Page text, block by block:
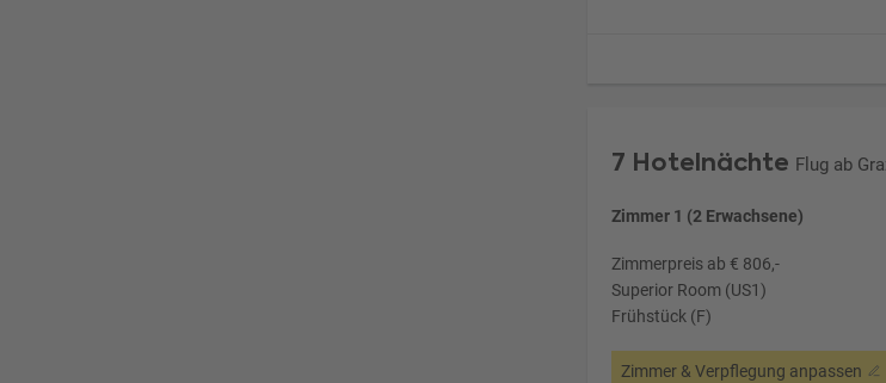
7 Hotelnächte Flug ab
Zimmer 1 (2 Erwachsene)
Zimmerpreis ab € 806,-
Superior Room (US1)
Frühstück (F)
Zimmer & Verpflegung anpassen